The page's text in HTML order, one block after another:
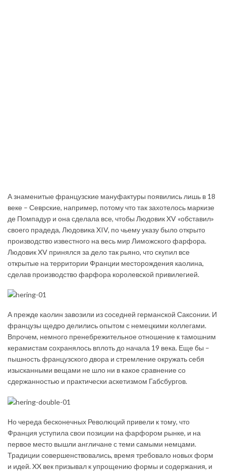
А знаменитые французские мануфактуры появились лишь в 18
веке – Севрские, например, потому что так захотелось маркизе
де Помпадур и она сделала все, чтобы Людовик XV «обставил»
своего прадеда, Людовика XIV, по чьему указу было открыто
производство известного на весь мир Лиможского фарфора.
Людовик XV принялся за дело так рьяно, что скупил все
открытые на территории Франции месторождения каолина,
сделав производство фарфора королевской привилегией.
А прежде каолин завозили из соседней германской Саксонии. И
французы щедро делились опытом с немецкими коллегами.
Впрочем, немного пренебрежительное отношение к тамошним
керамистам сохранялось вплоть до начала 19 века. Еще бы –
пышность французского двора и стремление окружать себя
изысканными вещами не шло ни в какое сравнение со
сдержанностью и практически аскетизмом Габсбургов.
Но череда бесконечных Революций привели к тому, что
Франция уступила свои позиции на фарфором рынке, и на
первое место вышли англичане с теми самыми немцами.
Традиции совершенствовались, время требовало новых форм
и идей. XX век призывал к упрощению формы и содержания, и